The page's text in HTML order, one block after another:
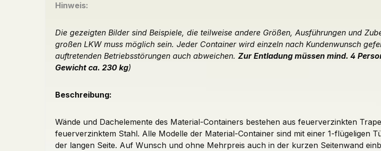
Hinweis:
Die gezeigten Bilder sind Beispiele, die teilweise andere Größen, Ausführungen und
großen LKW muss möglich sein. Jeder Container wird einzeln nach Kundenwunsch
auftretenden Betriebsstörungen auch abweichen. Zur Entladung müssen mind. 4
Gewicht ca. 230 kg)
Beschreibung:
Wände und Dachelemente des Material-Containers bestehen aus feuerverzinkten
feuerverzinktem Stahl. Alle Modelle der Material-Container sind mit ­einer 1-flüge­ligen
der langen Seite. Auf Wunsch und ohne Mehrpreis auch in der kurzen Seitenwand